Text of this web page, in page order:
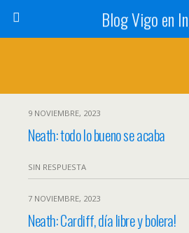
Blog Vigo en
9 NOVIEMBRE, 2023
Neath: todo lo bueno se acaba
SIN RESPUESTA
7 NOVIEMBRE, 2023
Neath: Cardiff, día libre y bolera!